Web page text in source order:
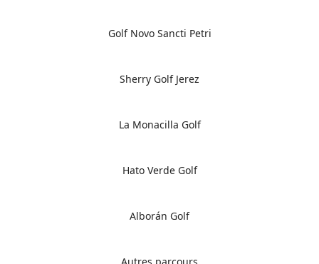
Golf Novo Sancti Petri
Sherry Golf Jerez
La Monacilla Golf
Hato Verde Golf
Alborán Golf